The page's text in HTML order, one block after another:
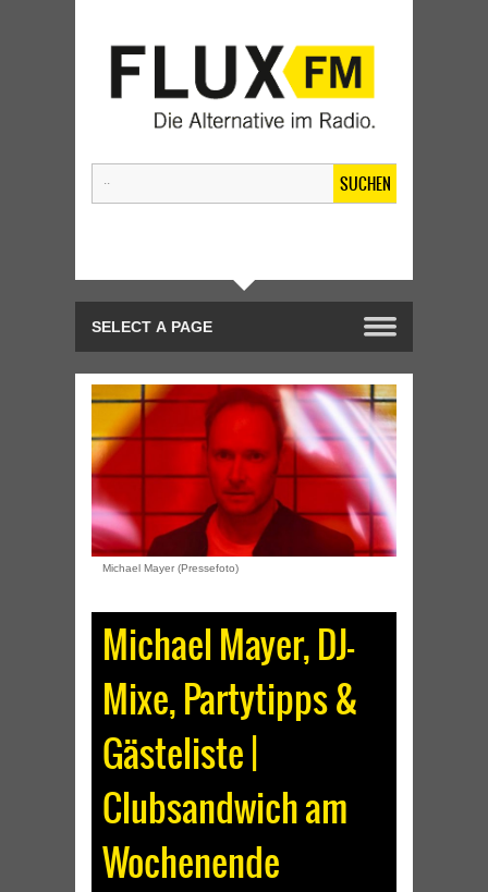
SUCHEN
Michael Mayer (Pressefoto)
Michael Mayer, DJ-
Mixe, Partytipps &
Gästeliste |
Clubsandwich am
Wochenende